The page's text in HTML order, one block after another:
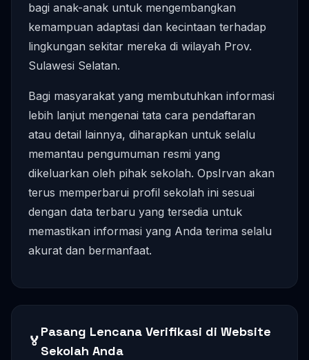
bagi anak-anak untuk mengembangkan
kemampuan adaptasi dan kecintaan terhadap
lingkungan sekitar mereka di wilayah Prov.
Sulawesi Selatan.
Bagi masyarakat yang membutuhkan informasi
lebih lanjut mengenai tata cara pendaftaran
atau detail lainnya, diharapkan untuk selalu
memantau pengumuman resmi yang
dikeluarkan oleh pihak sekolah. OpsIrvan akan
terus memperbarui profil sekolah ini sesuai
dengan data terbaru yang tersedia untuk
memastikan informasi yang Anda terima selalu
akurat dan bermanfaat.
🏅
Pasang Lencana Verifikasi di Website
Sekolah Anda